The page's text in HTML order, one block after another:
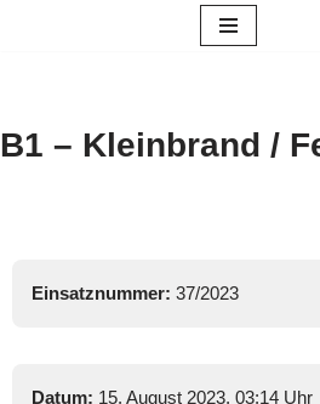
B1 – Kleinbrand /
Einsatznummer: 37/2023
Datum: 15. August 2023, 03:14 Uhr